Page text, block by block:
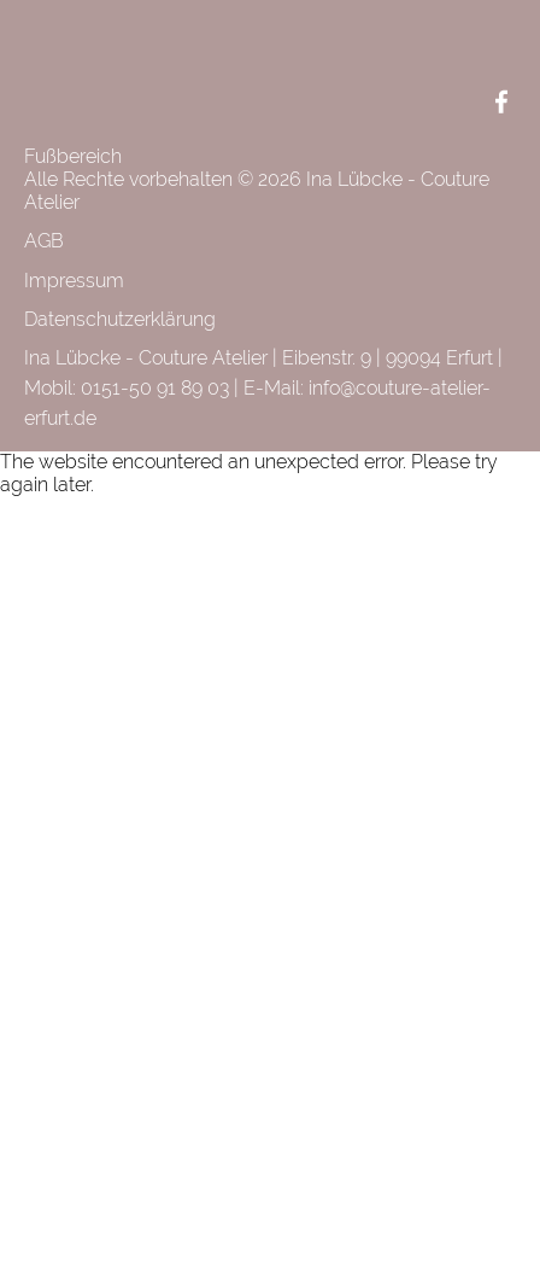
F+
Fußbereich
Alle Rechte vorbehalten © 2026 Ina Lübcke - Couture
Atelier
AGB
Impressum
Datenschutzerklärung
Ina Lübcke - Couture Atelier | Eibenstr. 9 | 99094 Erfurt |
Mobil: 0151-50 91 89 03 | E-Mail: info@couture-atelier-
erfurt.de
The website encountered an unexpected error. Please try
again later.